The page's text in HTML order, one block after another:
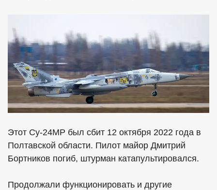
Этот Су-24МР был сбит 12 октября 2022 года в
Полтавской области. Пилот майор Дмитрий
Бортников погиб, штурман катапультировался.
Продолжали функционировать и другие